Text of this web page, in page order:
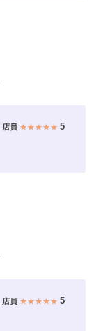
店員 ★★★★★5
店員 ★★★★★5